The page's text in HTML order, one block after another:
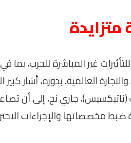
متزايدة
غير المباشرة للحرب، بما
العالمية. بدوره، أشار كبير
جاري نج، إلى أن
ضبط مخصصاتها والإجراءات